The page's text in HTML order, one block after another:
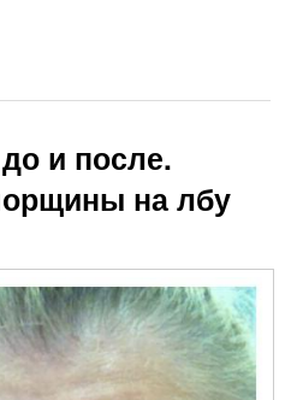
и после.
на лбу